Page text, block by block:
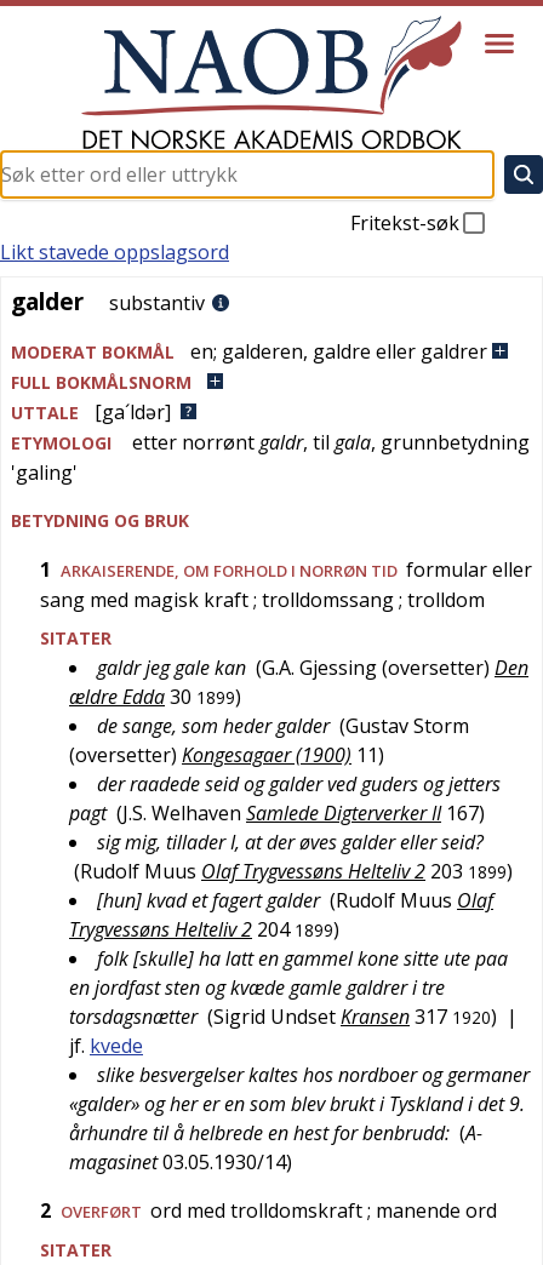
Fritekst-søk
galder
Likt stavede oppslagsord
galder substantiv
MODERAT BOKMÅL en; galderen, galdre eller galdrer
FULL BOKMÅLSNORM
UTTALE
[ga´ldər]
ETYMOLOGI etter norrøntgaldr, til gala, grunnbetydning
'galing'
BETYDNING OG BRUK
1 ARKAISERENDE, OM FORHOLD I NORRØN TID formular eller
sang med magisk kraft; trolldomssang; trolldom
SITATER
galdr jeg gale kan (G.A. Gjessing (oversetter) Den
ældre Edda30 1899)
de sange, som heder galder (Gustav Storm
(oversetter) Kongesagaer (1900) 11)
der raadede seid og galder ved guders og jetters
pagt (J.S. Welhaven Samlede Digterverker II 167)
sig mig, tillader I, at der øves galder eller seid?
(Rudolf Muus Olaf Trygvessøns Helteliv 2 203 1899)
[hun] kvad et fagert galder (Rudolf Muus Olaf
Trygvessøns Helteliv 2 204 1899)
folk [skulle] ha latt en gammel kone sitte ute paa
en jordfast sten og kvæde gamle galdrer i tre
torsdagsnætter (Sigrid UndsetKransen317 1920) |
jf. kvede
slike besvergelser kaltes hos nordboer og germaner
«galder» og her er en som blev brukt i Tyskland i det 9.
århundre til å helbrede en hest for benbrudd: (A-
magasinet03.05.1930/14)
2 OVERFØRT ord med trolldomskraft; manende ord
SITATER